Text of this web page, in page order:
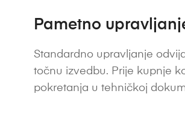
Pametno
Standardno upravljanje
točnu izvedbu. Prije kupnje
pokretanja u tehničkoj